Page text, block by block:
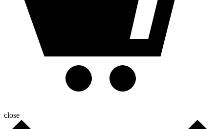
close